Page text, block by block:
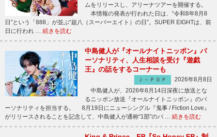
ムをリリースし、アリーナツアーを開催する。
本情報の発表が行われた日は、“令和8年8月8
日”という「888」が並ぶ“超八（スーパーエイト）の日”。SUPER EIGHTは、前
日に行われ … 続きを読む
中島健人が『オールナイトニッポン』パ
ーソナリティ、人生相談を受け『遊戯
王』の話をするコーナーも
Ｊ－ＰＯＰ
2026年8月8日
中島健人が、2026年8月14日深夜に放送とな
るニッポン放送『オールナイトニッポン』のパ
ーソナリティを担当する。 8月19日にニューシングル『鬼事 / Fiction Love』
がリリースされることを記念して、中島健人が通称“1部”のパ … 続きを読む